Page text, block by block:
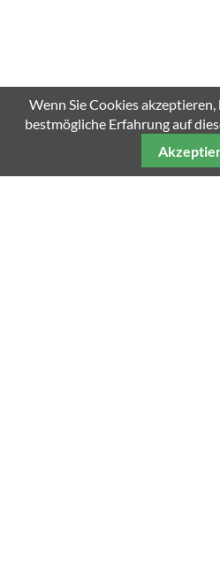
Wenn Sie Cookies
bestmögliche Erfahrung auf